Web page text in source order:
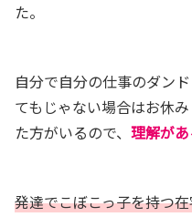
た。
自分で自分の仕事のダン
てもじゃない場合はお休み
た方がいるので、 理解が
発達でこぼこっ子を持つ